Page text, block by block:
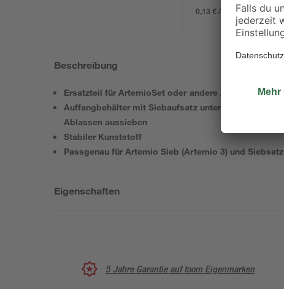
0,13 € / Kilogramm
Beschreibung
Ersatzteil für ArtemioSet oder andere Artemia-
Auffangbehälter mit Siebaufsatz unter den
Ablassen aussieben
Stabiler Kunststoff
Passgenau für Artemio Sieb (Artemio 3) und
Eigenschaften
5 Jahre Garantie auf toom Eigenmarken